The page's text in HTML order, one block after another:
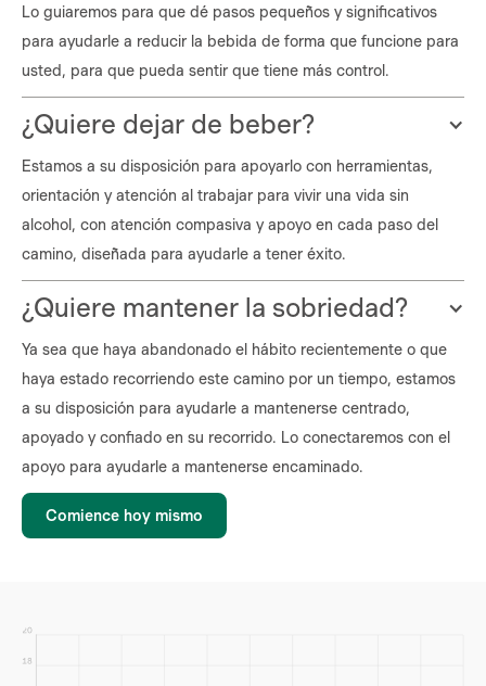
Lo guiaremos para que dé pasos pequeños y significativos
para ayudarle a reducir la bebida de forma que funcione para
usted, para que pueda sentir que tiene más control.
¿Quiere dejar de beber?
Estamos a su disposición para apoyarlo con herramientas,
orientación y atención al trabajar para vivir una vida sin
alcohol, con atención compasiva y apoyo en cada paso del
camino, diseñada para ayudarle a tener éxito.
¿Quiere mantener la sobriedad?
Ya sea que haya abandonado el hábito recientemente o que
haya estado recorriendo este camino por un tiempo, estamos
a su disposición para ayudarle a mantenerse centrado,
apoyado y confiado en su recorrido. Lo conectaremos con el
apoyo para ayudarle a mantenerse encaminado.
Comience hoy mismo